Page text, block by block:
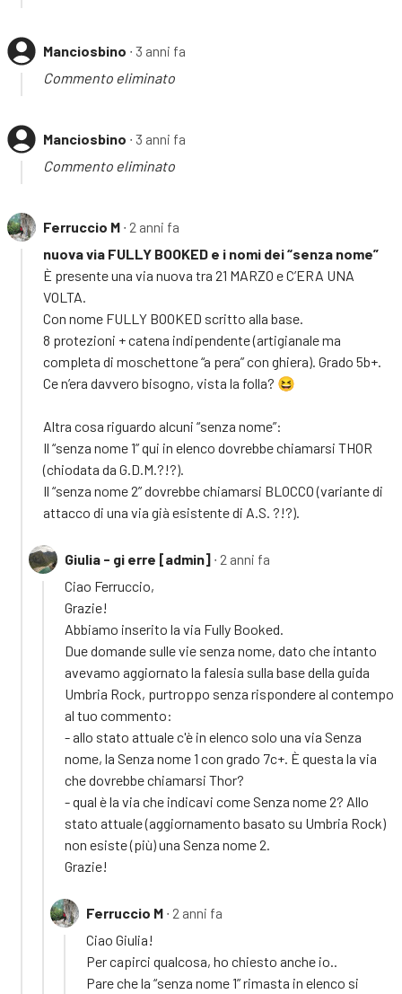
Manciosbino ∙ 3 anni fa
Commento eliminato
Manciosbino ∙ 3 anni fa
Commento eliminato
Ferruccio M ∙ 2 anni fa
nuova via FULLY BOOKED e i nomi dei “senza nome”
È presente una via nuova tra 21 MARZO e C’ERA UNA
VOLTA.
Con nome FULLY BOOKED scritto alla base.
8 protezioni + catena indipendente (artigianale ma
completa di moschettone “a pera” con ghiera). Grado 5b+.
Ce n’era davvero bisogno, vista la folla? 😆
Altra cosa riguardo alcuni “senza nome”:
Il “senza nome 1” qui in elenco dovrebbe chiamarsi THOR
(chiodata da G.D.M.?!?).
Il “senza nome 2” dovrebbe chiamarsi BLOCCO (variante di
attacco di una via già esistente di A.S. ?!?).
Giulia - gi erre [admin] ∙ 2 anni fa
Ciao Ferruccio,
Grazie!
Abbiamo inserito la via Fully Booked.
Due domande sulle vie senza nome, dato che intanto
avevamo aggiornato la falesia sulla base della guida
Umbria Rock, purtroppo senza rispondere al contempo
al tuo commento:
- allo stato attuale c'è in elenco solo una via Senza
nome, la Senza nome 1 con grado 7c+. È questa la via
che dovrebbe chiamarsi Thor?
- qual è la via che indicavi come Senza nome 2? Allo
stato attuale (aggiornamento basato su Umbria Rock)
non esiste (più) una Senza nome 2.
Grazie!
Ferruccio M ∙ 2 anni fa
Ciao Giulia!
Per capirci qualcosa, ho chiesto anche io..
Pare che la “senza nome 1” rimasta in elenco si